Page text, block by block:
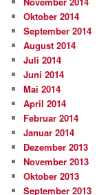
Oktober 2014
September 2014
August 2014
Juli 2014
Juni 2014
Mai 2014
April 2014
Februar 2014
Januar 2014
Dezember 2013
November 2013
Oktober 2013
September 2013